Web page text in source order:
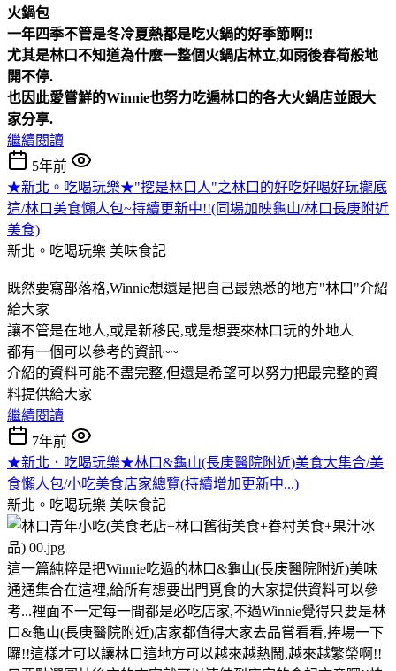
火鍋包
一年四季不管是冬冷夏熱都是吃火鍋的好季節啊!!
尤其是林口不知道為什麼一整個火鍋店林立,如雨後春筍般地
開不停.
也因此愛嘗鮮的Winnie也努力吃遍林口的各大火鍋店並跟大
家分享.
繼續閱讀
5年前
★新北。吃喝玩樂★"挖是林口人"之林口的好吃好喝好玩攏底
這/林口美食懶人包~持續更新中!!(同場加映龜山/林口長庚附近
美食)
新北。吃喝玩樂 美味食記
既然要寫部落格,Winnie想還是把自己最熟悉的地方"林口"介紹
給大家
讓不管是在地人,或是新移民,或是想要來林口玩的外地人
都有一個可以參考的資訊~~
介紹的資料可能不盡完整,但還是希望可以努力把最完整的資
料提供給大家
繼續閱讀
7年前
★新北．吃喝玩樂★林口&龜山(長庚醫院附近)美食大集合/美
食懶人包/小吃美食店家總覽(持續增加更新中...)
新北。吃喝玩樂 美味食記
這一篇純粹是把Winnie吃過的林口&龜山(長庚醫院附近)美味
通通集合在這裡,給所有想要出門覓食的大家提供資料可以參
考...裡面不一定每一間都是必吃店家,不過Winnie覺得只要是林
口&龜山(長庚醫院附近)店家都值得大家去品嘗看看,捧場一下
囉!!這樣才可以讓林口這地方可以越來越熱鬧,越來越繁榮啊!!